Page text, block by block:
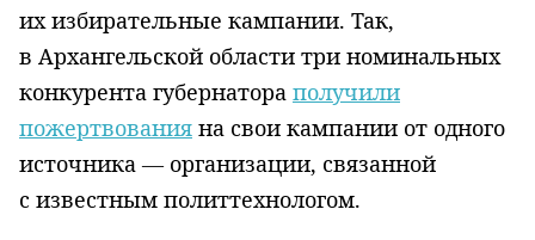
их избирательные кампании. Так,
в Архангельской области три номинальных
конкурента губернатора получили
пожертвования на свои кампании от одного
источника — организации, связанной
с известным политтехнологом.